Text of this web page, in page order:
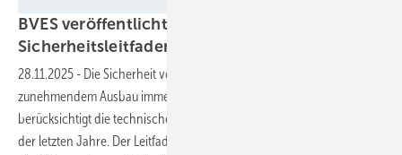
BVES veröffentlicht aktualisierten
Sicherheitsleitfaden für
28.11.2025 - Die Sicherheit von Großspeichern wird mit
zunehmendem Ausbau immer wichtiger. Die Neuauflage
berücksichtigt die technischen und regulatorischen Entwicklungen
der letzten Jahre. Der Leitfaden gibt Empfehlungen unter anderem für